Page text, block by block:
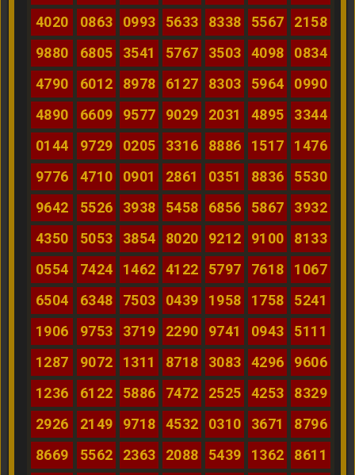
4020
0863 0993 5633 8338 5567
2158
9880
6805 3541 5767 3503 4098
0834
4790
6012 8978 6127 8303 5964
0990
4890
6609 9577 9029 2031 4895
3344
0144
9729 0205 3316 8886 1517
1476
9776
4710 0901 2861 0351 8836
5530
9642
5526 3938 5458 6856 5867
3932
4350
5053 3854 8020 9212 9100
8133
0554
7424 1462 4122 5797 7618
1067
6504
6348 7503 0439 1958 1758
5241
1906
9753 3719 2290 9741 0943
5111
1287
9072 1311 8718 3083 4296
9606
1236
6122 5886 7472 2525 4253
8329
2926
2149 9718 4532 0310 3671
8796
8669
5562 2363 2088 5439 1362
8611